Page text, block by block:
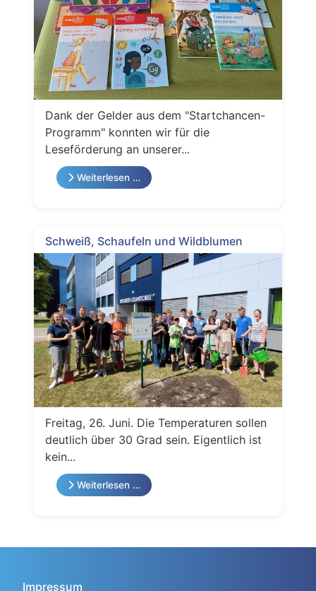
Dank der Gelder aus dem "Startchancen-
Programm" konnten wir für die
Leseförderung an unserer...
Weiterlesen …
Schweiß, Schaufeln und Wildblumen
Freitag, 26. Juni. Die Temperaturen sollen
deutlich über 30 Grad sein. Eigentlich ist
kein...
Weiterlesen …
Impressum